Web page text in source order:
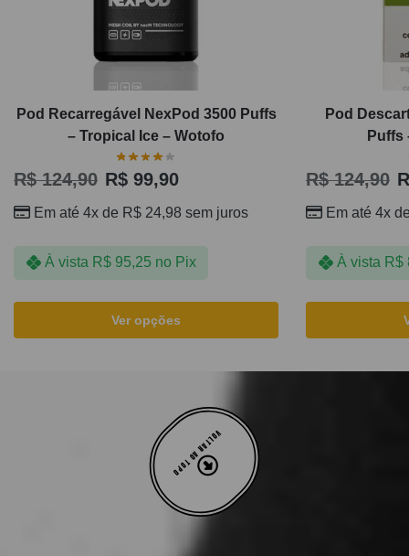
Pod Recarregável NexPod 3500 Puffs
– Tropical Ice – Wotofo
R$124,90 R$ 99,90
Em até 4x de R$ 24,98 sem juros
À vista R$95,25 no Pix
Ver opções
Pod
Puffs
R$124,90
Em até 4x
À vista R$
VOLTAR AO TOPO